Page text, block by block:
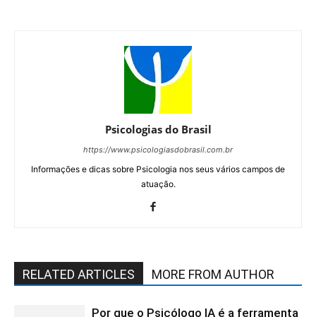
Psicologias do Brasil
https://www.psicologiasdobrasil.com.br
Informações e dicas sobre Psicologia nos seus vários campos de
atuação.
RELATED ARTICLES MORE FROM AUTHOR
Por que o Psicólogo IA é a ferramenta